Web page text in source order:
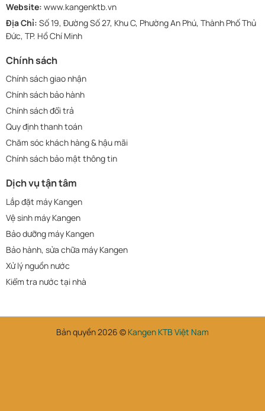
Website: www.kangenktb.vn
Địa Chỉ: Số 19, Đường Số 27, Khu C, Phường An Phú, Thành Phố Thủ
Đức, TP. Hồ Chí Minh
Chính sách
Chính sách giao nhận
Chính sách bảo hành
Chính sách đổi trả
Quy định thanh toán
Chăm sóc khách hàng & hậu mãi
Chính sách bảo mật thông tin
Dịch vụ tận tâm
Lắp đặt máy Kangen
Vệ sinh máy Kangen
Bảo dưỡng máy Kangen
Bảo hành, sửa chữa máy Kangen
Xử lý nguồn nước
Kiểm tra nước tại nhà
Bản quyền 2026 © Kangen KTB Việt Nam